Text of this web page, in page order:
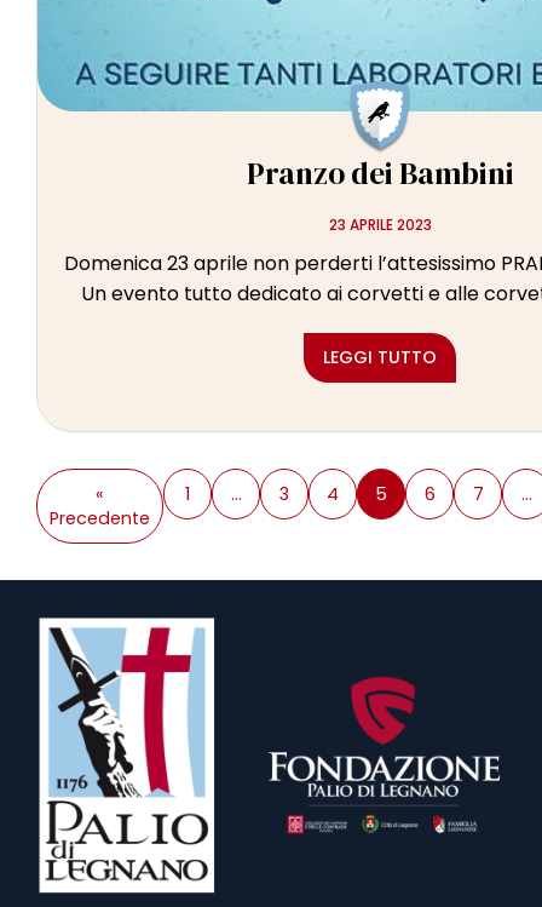
Pranzo dei Bambini
23 APRILE 2023
Domenica 23 aprile non perderti l’attesissimo
Un evento tutto dedicato ai corvetti e alle
LEGGI TUTTO
«
Precedente
1 … 3 4 5 6 7 …